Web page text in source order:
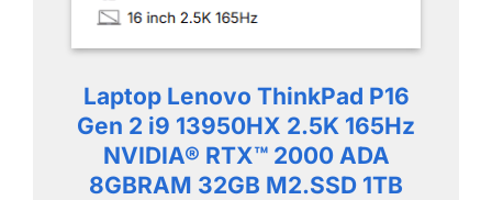
Laptop Lenovo ThinkPad P16
Gen 2 i9 13950HX 2.5K 165Hz
NVIDIA® RTX™ 2000 ADA
8GBRAM 32GB M2.SSD 1TB